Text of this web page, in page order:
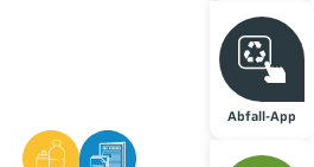
Abfall-App